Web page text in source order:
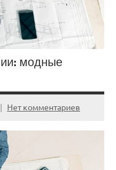
модные
Нет комментариев